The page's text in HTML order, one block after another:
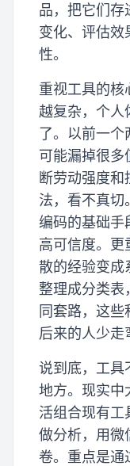
品，把它们存
变化、评估效
性。
重视工具的核
越复杂，个人
了。以前一个
可能漏掉很多
断劳动强度
法，看不真切
编码的基础手
高可信度。更
散的经验变成
整理成分类表
同套路，这些
后来的人少走
说到底，工具
地方。现实中
活组合现有
做分析，用微
卷。重点是通